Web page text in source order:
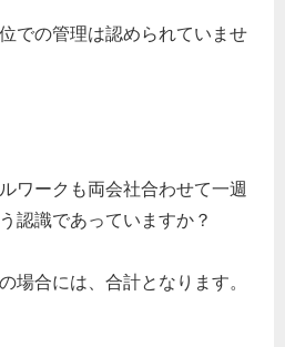
での管理は認められていませ
ワークも両会社合わせて一週
認識であっていますか？
場合には、合計となります。